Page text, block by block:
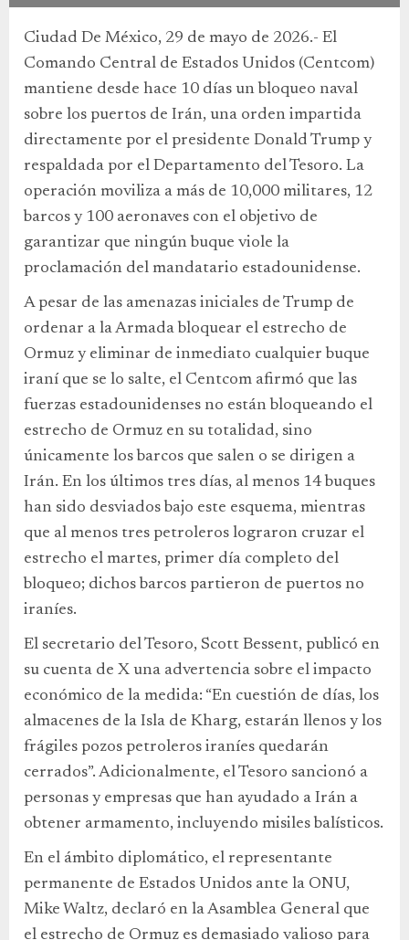
Ciudad De México, 29 de mayo de 2026.- El
Comando Central de Estados Unidos (Centcom)
mantiene desde hace 10 días un bloqueo naval
sobre los puertos de Irán, una orden impartida
directamente por el presidente Donald Trump y
respaldada por el Departamento del Tesoro. La
operación moviliza a más de 10,000 militares, 12
barcos y 100 aeronaves con el objetivo de
garantizar que ningún buque viole la
proclamación del mandatario estadounidense.
A pesar de las amenazas iniciales de Trump de
ordenar a la Armada bloquear el estrecho de
Ormuz y eliminar de inmediato cualquier buque
iraní que se lo salte, el Centcom afirmó que las
fuerzas estadounidenses no están bloqueando el
estrecho de Ormuz en su totalidad, sino
únicamente los barcos que salen o se dirigen a
Irán. En los últimos tres días, al menos 14 buques
han sido desviados bajo este esquema, mientras
que al menos tres petroleros lograron cruzar el
estrecho el martes, primer día completo del
bloqueo; dichos barcos partieron de puertos no
iraníes.
El secretario del Tesoro, Scott Bessent, publicó en
su cuenta de X una advertencia sobre el impacto
económico de la medida: “En cuestión de días, los
almacenes de la Isla de Kharg, estarán llenos y los
frágiles pozos petroleros iraníes quedarán
cerrados”. Adicionalmente, el Tesoro sancionó a
personas y empresas que han ayudado a Irán a
obtener armamento, incluyendo misiles balísticos.
En el ámbito diplomático, el representante
permanente de Estados Unidos ante la ONU,
Mike Waltz, declaró en la Asamblea General que
el estrecho de Ormuz es demasiado valioso para